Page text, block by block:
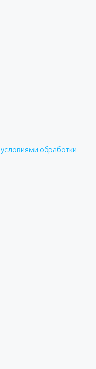
условиями обработки